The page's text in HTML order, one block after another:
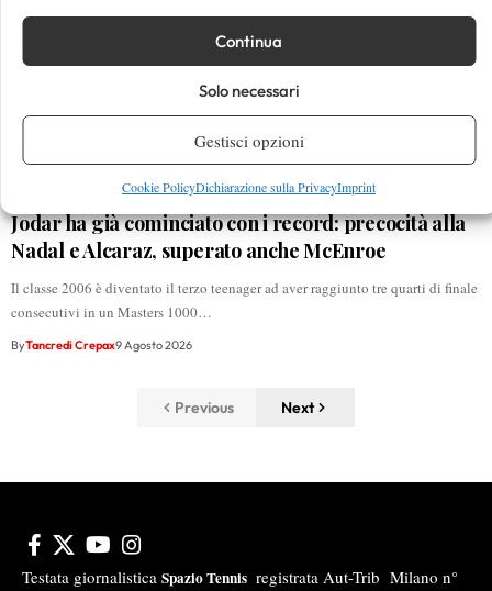
Continua
Solo necessari
Gestisci opzioni
Cookie PolicyDichiarazione sulla PrivacyImprint
Jodar ha già cominciato con i record: precocità alla
Nadal e Alcaraz, superato anche McEnroe
Il classe 2006 è diventato il terzo teenager ad aver raggiunto tre quarti di finale
consecutivi in un Masters 1000…
ByTancredi Crepax9 Agosto 2026
Previous Next
Testata giornalistica Spazio Tennis registrata Aut-Trib Milano n°